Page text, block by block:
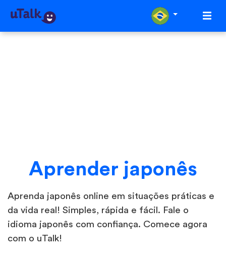
Aprender japonês
Aprenda japonês online em situações práticas e
da vida real! Simples, rápida e fácil. Fale o
idioma japonês com confiança. Comece agora
com o uTalk!